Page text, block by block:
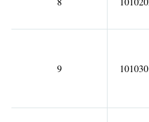
9